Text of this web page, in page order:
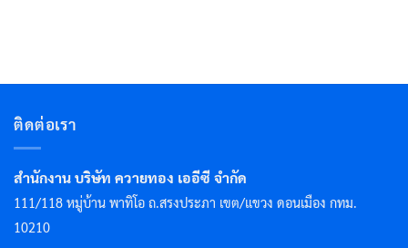
ติดต่อเรา
สำนักงาน บริษัท ควายทอง เออีซี จำกัด
111/118 หมู่บ้าน พาทิโอ ถ.สรงประภา เขต/แขวง ดอนเมือง กทม.
10210